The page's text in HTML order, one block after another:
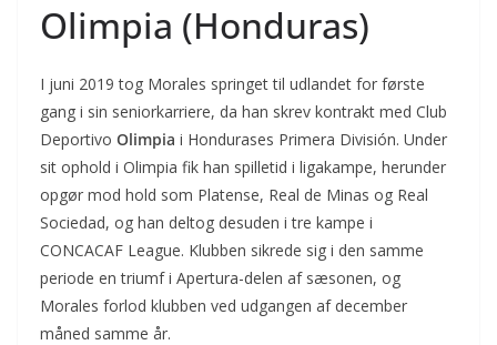
Olimpia (Honduras)
I juni 2019 tog Morales springet til udlandet for første
gang i sin seniorkarriere, da han skrev kontrakt med Club
Deportivo Olimpia i Hondurases Primera División. Under
sit ophold i Olimpia fik han spilletid i ligakampe, herunder
opgør mod hold som Platense, Real de Minas og Real
Sociedad, og han deltog desuden i tre kampe i
CONCACAF League. Klubben sikrede sig i den samme
periode en triumf i Apertura-delen af sæsonen, og
Morales forlod klubben ved udgangen af december
måned samme år.